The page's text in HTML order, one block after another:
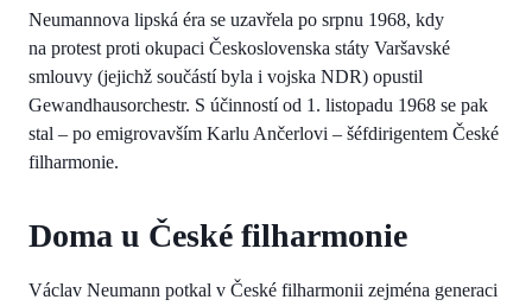
Neumannova lipská éra se uzavřela po srpnu 1968, kdy
na protest proti okupaci Československa státy Varšavské
smlouvy (jejichž součástí byla i vojska NDR) opustil
Gewandhausorchestr. S účinností od 1. listopadu 1968 se pak
stal – po emigrovavším Karlu Ančerlovi – šéfdirigentem České
filharmonie.
Doma u České filharmonie
Václav Neumann potkal v České filharmonii zejména generaci